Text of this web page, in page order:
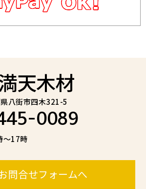
天木材
八街市四木321-5
0089
～17時
問合せフォームへ